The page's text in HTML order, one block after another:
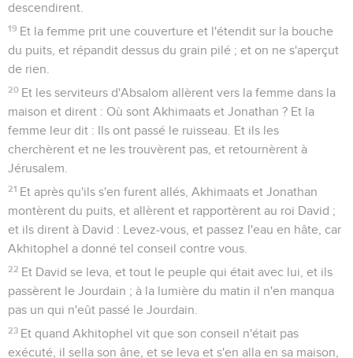
descendirent.
19 Et la femme prit une couverture et l'étendit sur la bouche
du puits, et répandit dessus du grain pilé ; et on ne s'aperçut
de rien.
20 Et les serviteurs d'Absalom allèrent vers la femme dans la
maison et dirent : Où sont Akhimaats et Jonathan ? Et la
femme leur dit : Ils ont passé le ruisseau. Et ils les
cherchèrent et ne les trouvèrent pas, et retournèrent à
Jérusalem.
21 Et après qu'ils s'en furent allés, Akhimaats et Jonathan
montèrent du puits, et allèrent et rapportèrent au roi David ;
et ils dirent à David : Levez-vous, et passez l'eau en hâte, car
Akhitophel a donné tel conseil contre vous.
22 Et David se leva, et tout le peuple qui était avec lui, et ils
passèrent le Jourdain ; à la lumière du matin il n'en manqua
pas un qui n'eût passé le Jourdain.
23 Et quand Akhitophel vit que son conseil n'était pas
exécuté, il sella son âne, et se leva et s'en alla en sa maison,